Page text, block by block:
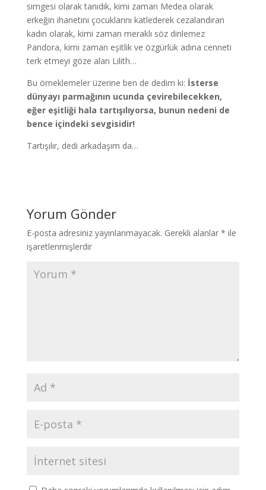
simgesi olarak tanıdık, kimi zaman Medea olarak
erkeğin ihanetini çocuklarını katlederek cezalandıran
kadın olarak, kimi zaman meraklı söz dinlemez
Pandora, kimi zaman eşitlik ve özgürlük adına cenneti
terk etmeyi göze alan Lilith…
Bu örneklemeler üzerine ben de dedim ki: İsterse
dünyayı parmağının ucunda çevirebilecekken,
eğer eşitliği hala tartışılıyorsa, bunun nedeni de
bence içindeki sevgisidir!
Tartışılır, dedi arkadaşım da…
Yorum Gönder
E-posta adresiniz yayınlanmayacak. Gerekli alanlar * ile
işaretlenmişlerdir